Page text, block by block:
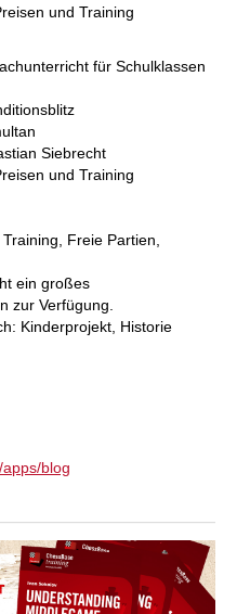
und Training
für Schulklassen
Siebrecht
und Training
Freie Partien,
ein großes
zur Verfügung.
Kinderprojekt, Historie
blog